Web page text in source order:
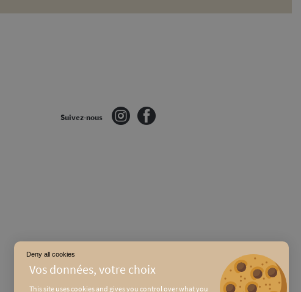
Suivez-nous
This site uses cookies and gives you control over what you
Deny all cookies